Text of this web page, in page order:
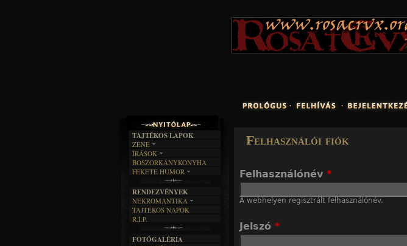
Felhasználói fiók
Felhasználónév *
A webhelyen regisztrált felhasználónév.
Jelszó *
TAJTÉKOS LAPOK
ZENE
EGYÜTTESEK
INTERJÚK
FORDÍTÁSOK
DALSZÖVEGEK
ÍRÁSOK
IRODALOM
FILM
MŰVÉSZET
ÍRÁSTÖRTÉNET
BOSZORKÁNYKONYHA
FEKETE HUMOR
SZÖVEGES
RENDEZVÉNYEK
NEKROMANTIKA
AKTUÁLIS
A MÚLT
TAJTÉKOS NAPOK
R.I.P.
FOTÓGALÉRIA